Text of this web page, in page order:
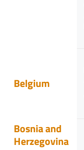
Belgium
Bosnia and
Herzegovina